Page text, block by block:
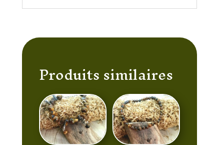
Produits similaires